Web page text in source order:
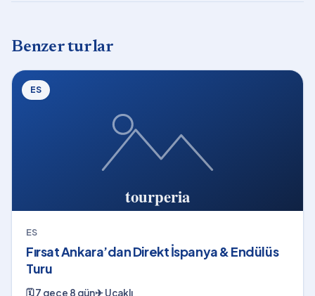
Benzer turlar
ES
ES
Fırsat Ankara’dan Direkt İspanya & Endülüs
Turu
🗓7 gece 8 gün✈Uçaklı